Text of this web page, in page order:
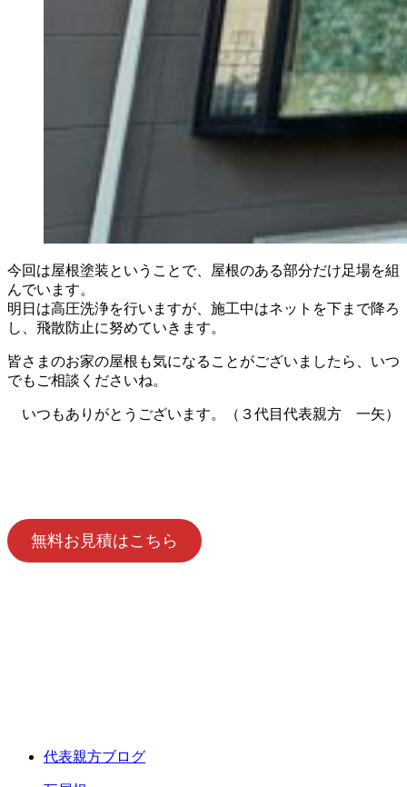
今回は屋根塗装ということで、屋根のある部分だけ足場を組
んでいます。
明日は高圧洗浄を行いますが、施工中はネットを下まで降ろ
し、飛散防止に努めていきます。
皆さまのお家の屋根も気になることがございましたら、いつ
でもご相談くださいね。
いつもありがとうございます。（３代目代表親方 一矢）
無料お見積はこちら
代表親方ブログ